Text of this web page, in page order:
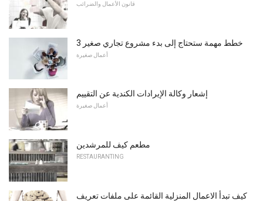
قانون الأعمال والضرائب
3 خطط مهمة ستحتاج إلى بدء مشروع تجاري صغير
أعمال صغيرة
إشعار وكالة الإيرادات الكندية عن التقييم
أعمال صغيرة
مطعم كيف للمرشدين
RESTAURANTING
كيف تبدأ الاعمال المنزلية القائمة على ملفات تعريف